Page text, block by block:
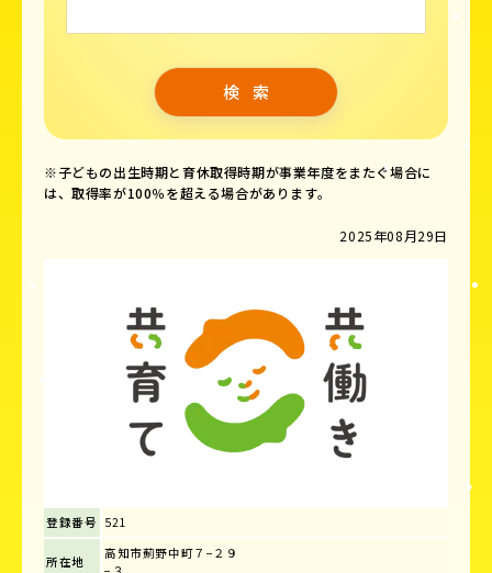
※子どもの出生時期と育休取得時期が事業年度をまたぐ場合に
は、取得率が100％を超える場合があります。
2025年08月29日
登録番号 521
所在地
高知市薊野中町７−２９